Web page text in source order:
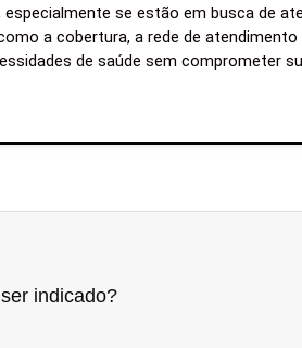
especialmente se estão em busca de
a cobertura, a rede de
de saúde sem comprometer
indicado?